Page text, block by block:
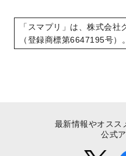
2022/8/24
印刷用デー
た！
「スマプリ」は、株式会
（登録商標第6647195号）。
最新情報やオスス
公式